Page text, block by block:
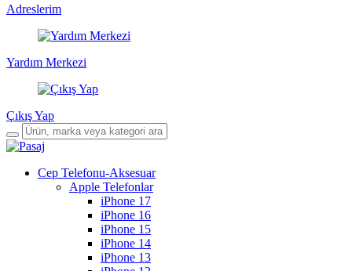
Adreslerim
Yardım Merkezi
Çıkış Yap
Cep Telefonu-Aksesuar
Apple Telefonlar
iPhone 17
iPhone 16
iPhone 15
iPhone 14
iPhone 13